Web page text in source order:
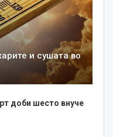
и сушата во
доби шесто внуче